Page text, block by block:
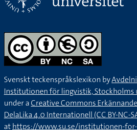
Svenskt teckenspråkslexikon by
Institutionen för lingvistik, Stockholms
under aCreative Commons
DelaLika 4.0 Internationell (CC BY-NC-
athttps://www.su.se/institutionen-